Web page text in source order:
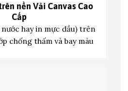
nền Vải Canvas Cao
Cấp
hay in mực dầu) trên
chống thấm và bay màu